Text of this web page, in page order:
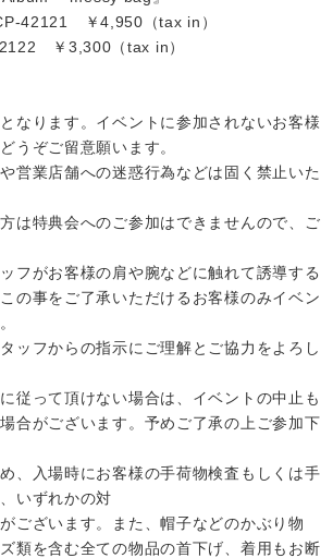
42121 ￥4,950（tax in）
￥3,300（tax in）
なります。イベントに参加されないお客様
うぞご留意願います。
営業店舗への迷惑行為などは固く禁止いた
は特典会へのご参加はできませんので、ご
フがお客様の肩や腕などに触れて誘導する
の事をご了承いただけるお客様のみイベン
ッフからの指示にご理解とご協力をよろし
従って頂けない場合は、イベントの中止も
合がございます。予めご了承の上ご参加下
、入場時にお客様の手荷物検査もしくは手
いずれかの対
ございます。また、帽子などのかぶり物
類を含む全ての物品の首下げ、着用もお断